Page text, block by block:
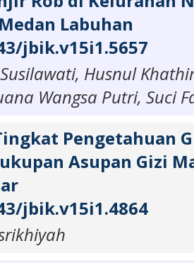
Labuhan
jbik.v15i1.5657
Husnul
Wangsa Putri, Suci
Pengetahuan
Asupan Gizi
jbik.v15i1.4864